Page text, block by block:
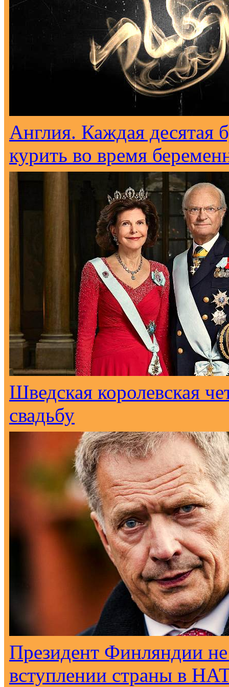
Англия. Каждая десятая
курить во время
Шведская королевская
свадьбу
Президент Финляндии
вступлении страны в